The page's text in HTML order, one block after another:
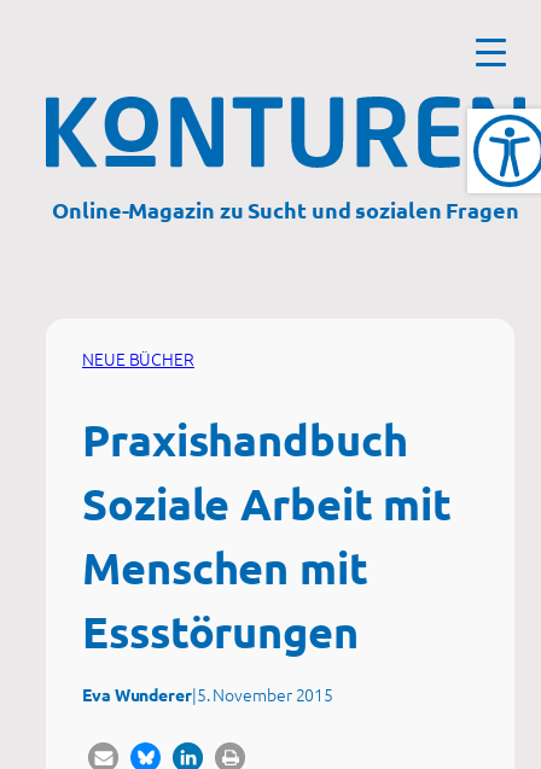
Online-Magazin zu Sucht und sozialen Fragen
NEUE BÜCHER
Praxishandbuch
Soziale Arbeit mit
Menschen mit
Essstörungen
Eva Wunderer|5. November 2015